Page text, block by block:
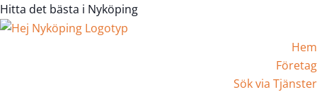
Hitta det bästa i Nyköping
Hem
Företag
Sök via Tjänster